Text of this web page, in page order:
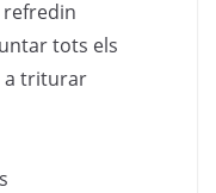
tots els
a triturar